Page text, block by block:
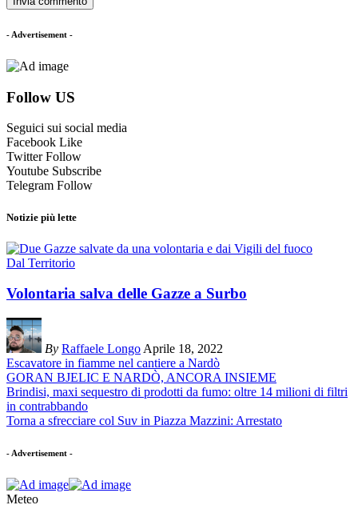
- Advertisement -
Follow US
Seguici sui social media
Facebook Like
Twitter Follow
Youtube Subscribe
Telegram Follow
Notizie più lette
Dal Territorio
Volontaria salva delle Gazze a Surbo
By Raffaele Longo Aprile 18, 2022
Escavatore in fiamme nel cantiere a Nardò
GORAN BJELIC E NARDÒ, ANCORA INSIEME
Brindisi, maxi sequestro di prodotti da fumo: oltre 14 milioni di filtri
in contrabbando
Torna a sfrecciare col Suv in Piazza Mazzini: Arrestato
- Advertisement -
Meteo